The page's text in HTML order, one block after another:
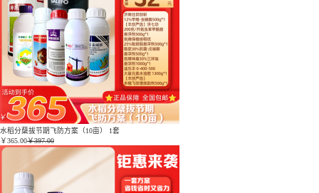
水稻分蘖拔节期飞防方案（10亩） 1套
￥365.00￥397.00